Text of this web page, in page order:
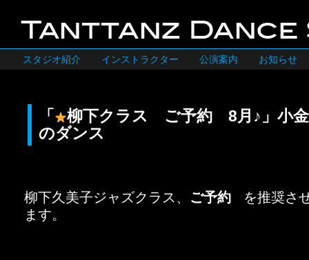
スタジオ紹介 インストラクター 公演案内 お知らせ
「
柳下クラス ご予約 8月♪」小金
のダンス
柳下久美子ジャズクラス、 ご予約 を推奨さ
ます。